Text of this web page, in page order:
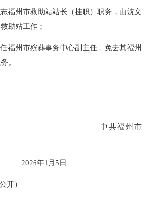
福州市救助站站长 （挂职）职务，由沈文
助站工作；
福州市殡葬事务中心副主任，免去其福州
。
中共福州市
2026年1月5日
开）